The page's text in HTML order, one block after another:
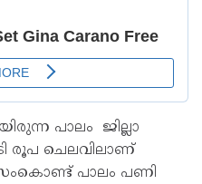
പാലം ജില്ലാ
രൂപ ചെലവിലാണ്
പാലം പണി